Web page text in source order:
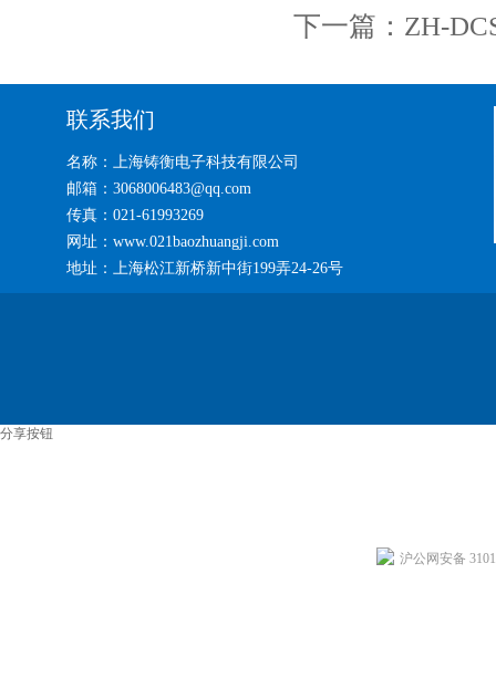
下一篇： ZH-
联系我们
名称：上海铸衡电子科技有限公司
邮箱：3068006483@qq.com
传真：021-61993269
网址：www.021baozhuangji.com
地址：上海松江新桥新中街199弄24-26号
分享按钮
沪公网安备